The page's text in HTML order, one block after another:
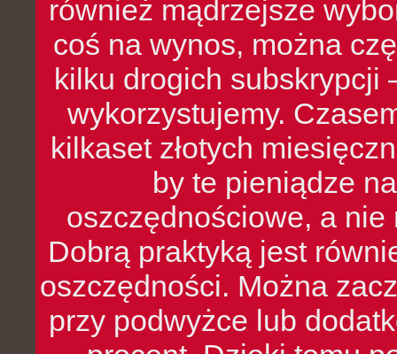
również mądrzejsze
coś na wynos, można
kilku drogich subskrypcji
wykorzystujemy.
kilkaset złotych
by te pieniądze
oszczędnościowe, a nie
Dobrą praktyką jest
oszczędności. Można
przy podwyżce lub